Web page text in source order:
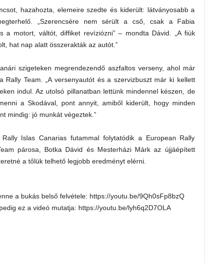
hazahozta, elemeire szedte és kiderült: látványosabb a
„Szerencsére nem sérült a cső, csak a Fabia
a motort, váltót, diffiket revíziózni” – mondta Dávid. „A fiúk
hat nap alatt összerakták az autót.”
szigeteken megrendezendő aszfaltos verseny, ahol már
Rally Team. „A versenyautót és a szervizbuszt már ki kellett
indul. Az utolsó pillanatban lettünk mindennel készen, de
a Skodával, pont annyit, amiből kiderült, hogy minden
mindig: jó munkát végeztek.”
Islas Canarias futammal folytatódik a European Rally
párosa, Botka Dávid és Mesterházi Márk az újjáépített
a tőlük telhető legjobb eredményt elérni.
a bukás belső felvétele: https://youtu.be/9Qh0sFp8bzQ
ez a videó mutatja: https://youtu.be/lyh6q2D7OLA